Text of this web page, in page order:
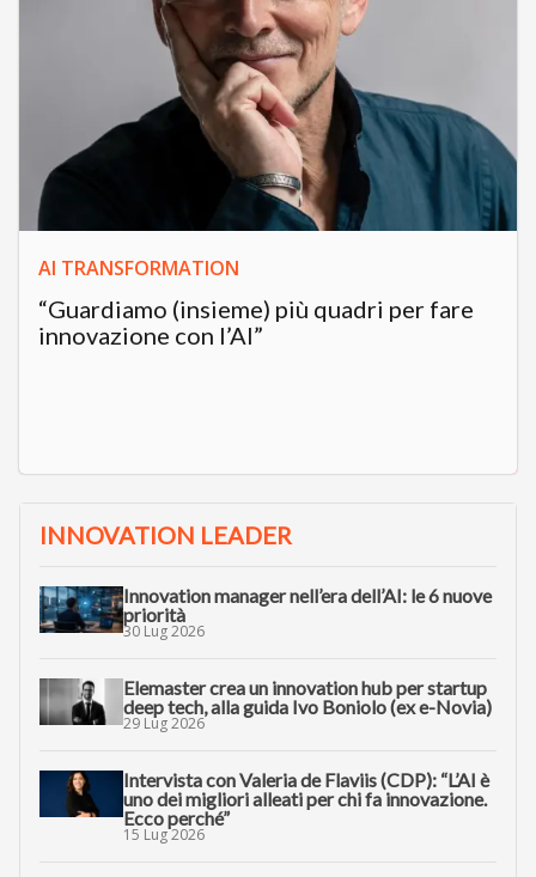
AI TRANSFORMATION
“Guardiamo (insieme) più quadri per fare
innovazione con l’AI”
INNOVATION LEADER
Innovation manager nell’era dell’AI: le 6 nuove
priorità
30 Lug 2026
Elemaster crea un innovation hub per startup
deep tech, alla guida Ivo Boniolo (ex e-Novia)
29 Lug 2026
Intervista con Valeria de Flaviis (CDP): “L’AI è
uno dei migliori alleati per chi fa innovazione.
Ecco perché”
15 Lug 2026